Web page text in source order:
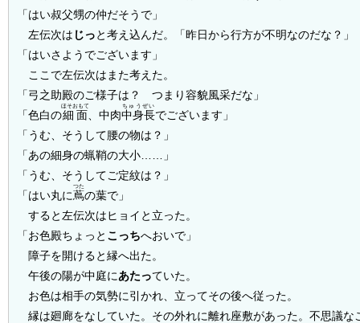
「はい叔父甥の仲だそうで」
左伝次は じっと考え込んだ。「昨日から行方が不明なのだな？」
「はいさようでございます」
ここで左伝次はまた考えた。
「弓之助殿のご様子は？ つまり容貌風采だな」
「色白の細面
ほそおもて
、中肉中身長
ちゅうぜい
でございます」
「うむ、そうして腰の物は？」
「あの細身の蝋鞘の大小……」
「うむ、そうしてご定紋は？」
「はい丸に蔦
つた
の葉で」
すると左伝次はヒョイと立った。
「お色殿ちょっと こっちへおいで」
障子を開けると縁へ出た。
午後の陽が中庭にあたっていた。
お色は相手の気勢に引かれ、立ってその後へ従った。
縁は廻廊をなしていた。その外れに離れ座敷があった。不思議な